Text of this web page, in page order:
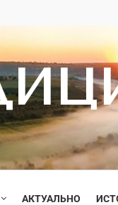
АКТУАЛЬНО